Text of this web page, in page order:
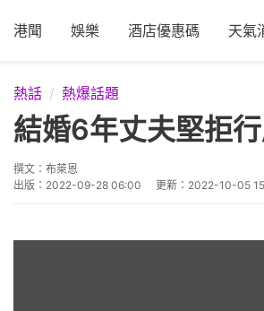
港聞 娛樂 酒店優惠碼 天氣
熱話 熱爆話題
結婚6年丈夫堅拒
撰文： 布萊恩
出版： 2022-09-28 06:00 更新： 2022-10-05